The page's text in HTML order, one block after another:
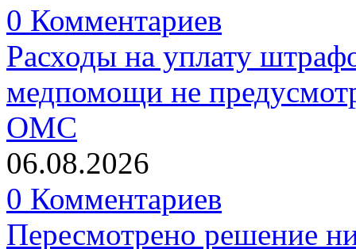
0 Комментариев
Расходы на уплату
медпомощи не
ОМС
06.08.2026
0 Комментариев
Пересмотрено решение